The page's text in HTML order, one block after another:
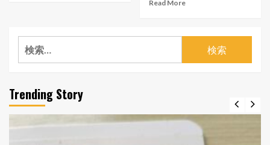
Read More
検
索:
Trending Story